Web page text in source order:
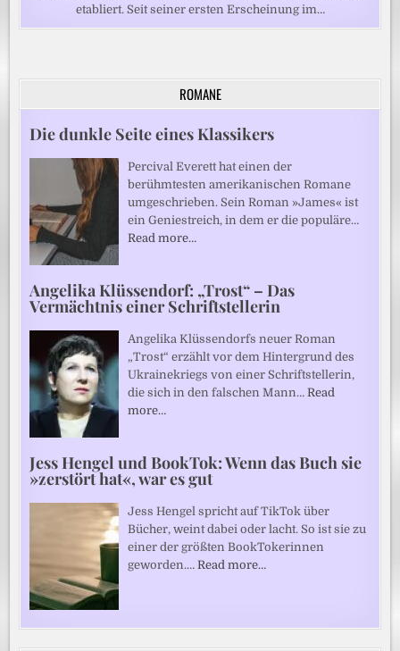
etabliert. Seit seiner ersten Erscheinung im…
ROMANE
Die dunkle Seite eines Klassikers
Percival Everett hat einen der
berühmtesten amerikanischen Romane
umgeschrieben. Sein Roman »James« ist
ein Geniestreich, in dem er die populäre…
Read more…
Angelika Klüssendorf: „Trost“ – Das
Vermächtnis einer Schriftstellerin
Angelika Klüssendorfs neuer Roman
„Trost“ erzählt vor dem Hintergrund des
Ukrainekriegs von einer Schriftstellerin,
die sich in den falschen Mann…Read
more…
Jess Hengel und BookTok: Wenn das Buch sie
»zerstört hat«, war es gut
Jess Hengel spricht auf TikTok über
Bücher, weint dabei oder lacht. So ist sie zu
einer der größten BookTokerinnen
geworden.…Read more…